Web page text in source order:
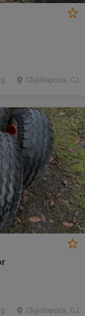
Cluj-Napoca, CJ
Cluj-Napoca, CJ